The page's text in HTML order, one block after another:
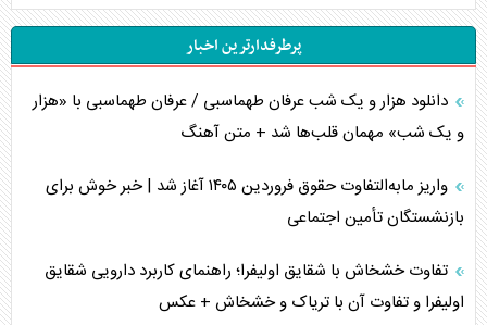
پرطرفدارترین اخبار
دانلود هزار و یک شب عرفان طهماسبی / عرفان طهماسبی با «هزار
و یک شب» مهمان قلب‌ها شد + متن آهنگ
واریز مابه‌التفاوت حقوق فروردین ۱۴۰۵ آغاز شد | خبر خوش برای
بازنشستگان تأمین اجتماعی
تفاوت خشخاش با شقایق اولیفرا؛ راهنمای کاربرد دارویی شقایق
اولیفرا و تفاوت آن با تریاک و خشخاش + عکس